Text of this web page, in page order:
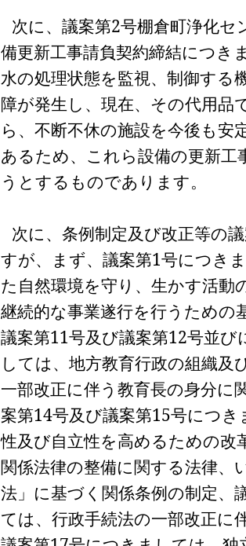
次に、議案第2号棚倉町浄化セ
備更新工事請負契約締結につき
水の処理状態を監視、制御する
障が発生し、現在、その代用品
ら、不断不休の施設を今後も安
あるため、これら設備の更新工
うとするものであります。
次に、条例制定及び改正等の
すが、まず、議案第1号につき
た自然環境を守り、生かす活動
継続的な事業遂行を行うための
議案第11号及び議案第12号並び
しては、地方教育行政の組織及
一部改正に伴う教育長の身分に
案第14号及び議案第15号につき
性及び自立性を高めるための改
関係法律の整備に関する法律、
法」に基づく関係条例の制定、
ては、行政手続法の一部改正に